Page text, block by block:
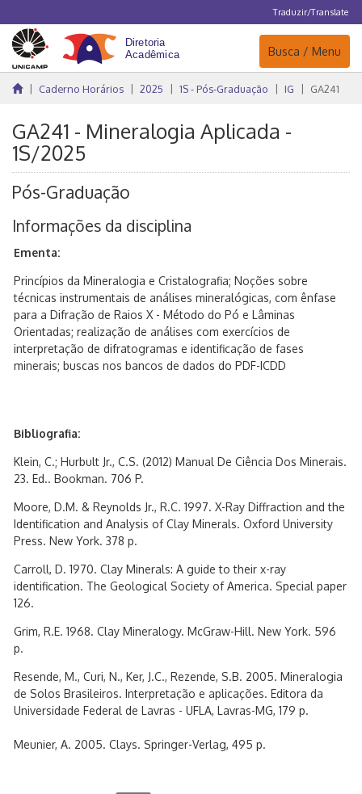
Traduzir/Translate
Navegação
Busca / Menu
Caderno Horários 2025 1S - Pós-Graduação IG GA241
GA241 - Mineralogia Aplicada -
1S/2025
Pós-Graduação
Informações da disciplina
Ementa:
Princípios da Mineralogia e Cristalografia; Noções sobre
técnicas instrumentais de análises mineralógicas, com ênfase
para a Difração de Raios X - Método do Pó e Lâminas
Orientadas; realização de análises com exercícios de
interpretação de difratogramas e identificação de fases
minerais; buscas nos bancos de dados do PDF-ICDD
Bibliografia:
Klein, C.; Hurbult Jr., C.S. (2012) Manual De Ciência Dos Minerais.
23. Ed.. Bookman. 706 P.
Moore, D.M. & Reynolds Jr., R.C. 1997. X-Ray Diffraction and the
Identification and Analysis of Clay Minerals. Oxford University
Press. New York. 378 p.
Carroll, D. 1970. Clay Minerals: A guide to their x-ray
identification. The Geological Society of America. Special paper
126.
Grim, R.E. 1968. Clay Mineralogy. McGraw-Hill. New York. 596
p.
Resende, M., Curi, N., Ker, J.C., Rezende, S.B. 2005. Mineralogia
de Solos Brasileiros. Interpretação e aplicações. Editora da
Universidade Federal de Lavras - UFLA, Lavras-MG, 179 p.
Meunier, A. 2005. Clays. Springer-Verlag, 495 p.